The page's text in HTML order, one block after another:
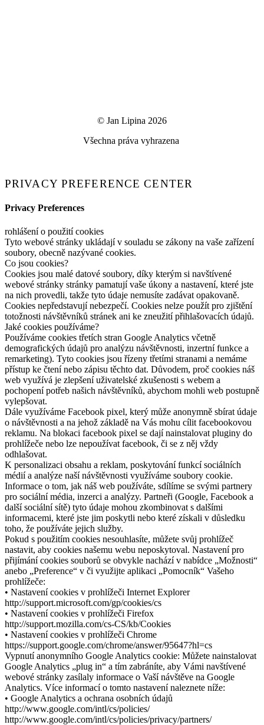
© Jan Lipina 2026
Všechna práva vyhrazena
PRIVACY PREFERENCE CENTER
Privacy Preferences
rohlášení o použití cookies
Tyto webové stránky ukládají v souladu se zákony na vaše zařízení
soubory, obecně nazývané cookies.
Co jsou cookies?
Cookies jsou malé datové soubory, díky kterým si navštívené
webové stránky stránky pamatují vaše úkony a nastavení, které jste
na nich provedli, takže tyto údaje nemusíte zadávat opakovaně.
Cookies nepředstavují nebezpečí. Cookies nelze použít pro zjištění
totožnosti návštěvníků stránek ani ke zneužití přihlašovacích údajů.
Jaké cookies používáme?
Používáme cookies třetích stran Google Analytics včetně
demografických údajů pro analýzu návštěvnosti, inzertní funkce a
remarketing). Tyto cookies jsou řízeny třetími stranami a nemáme
přístup ke čtení nebo zápisu těchto dat. Důvodem, proč cookies náš
web využívá je zlepšení uživatelské zkušenosti s webem a
pochopení potřeb našich návštěvníků, abychom mohli web postupně
vylepšovat.
Dále využíváme Facebook pixel, který může anonymně sbírat údaje
o návštěvnosti a na jehož základě na Vás mohu cílit facebookovou
reklamu. Na blokaci facebook pixel se dají nainstalovat pluginy do
prohlížeče nebo lze nepoužívat facebook, či se z něj vždy
odhlašovat.
K personalizaci obsahu a reklam, poskytování funkcí sociálních
médií a analýze naší návštěvnosti využíváme soubory cookie.
Informace o tom, jak náš web používáte, sdílíme se svými partnery
pro sociální média, inzerci a analýzy. Partneři (Google, Facebook a
další sociální sítě) tyto údaje mohou zkombinovat s dalšími
informacemi, které jste jim poskytli nebo které získali v důsledku
toho, že používáte jejich služby.
Pokud s použitím cookies nesouhlasíte, můžete svůj prohlížeč
nastavit, aby cookies našemu webu neposkytoval. Nastavení pro
přijímání cookies souborů se obvykle nachází v nabídce „Možnosti“
anebo „Preference“ v či využijte aplikaci „Pomocník“ Vašeho
prohlížeče:
• Nastavení cookies v prohlížeči Internet Explorer
http://support.microsoft.com/gp/cookies/cs
• Nastavení cookies v prohlížeči Firefox
http://support.mozilla.com/cs-CS/kb/Cookies
• Nastavení cookies v prohlížeči Chrome
https://support.google.com/chrome/answer/95647?hl=cs
Vypnutí anonymního Google Analytics cookie: Můžete nainstalovat
Google Analytics „plug in“ a tím zabráníte, aby Vámi navštívené
webové stránky zasílaly informace o Vaší návštěve na Google
Analytics. Více informací o tomto nastavení naleznete níže:
• Google Analytics a ochrana osobních údajů
http://www.google.com/intl/cs/policies/
http://www.google.com/intl/cs/policies/privacy/partners/